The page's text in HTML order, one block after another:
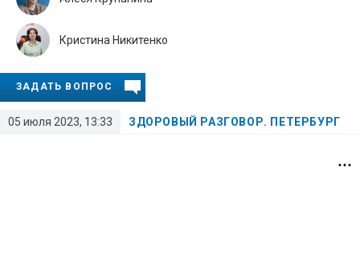
05 июля 2023, 13:33 ЗДОРОВЫЙ РАЗГОВОР. ПЕТЕРБУРГ
Кристина Никитенко
ЗАДАТЬ ВОПРОС